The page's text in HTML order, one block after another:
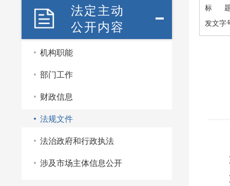
法定主动
公开内容
机构职能
部门工作
财政信息
法规文件
法治政府和行政执法
涉及市场主体信息公开
标
发文字